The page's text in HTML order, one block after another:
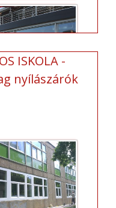
ISKOLA -
nyílászárók